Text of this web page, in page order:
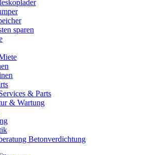
sparen
& Parts
& Wartung
Betonverdichtung